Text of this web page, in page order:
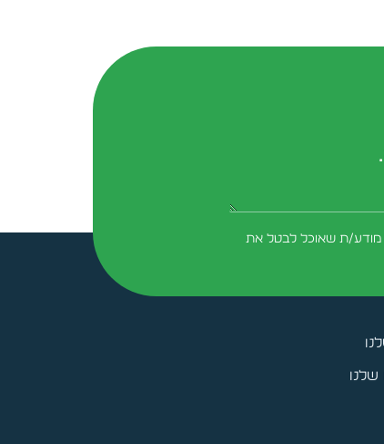
מודע/ת שאוכל לבטל את